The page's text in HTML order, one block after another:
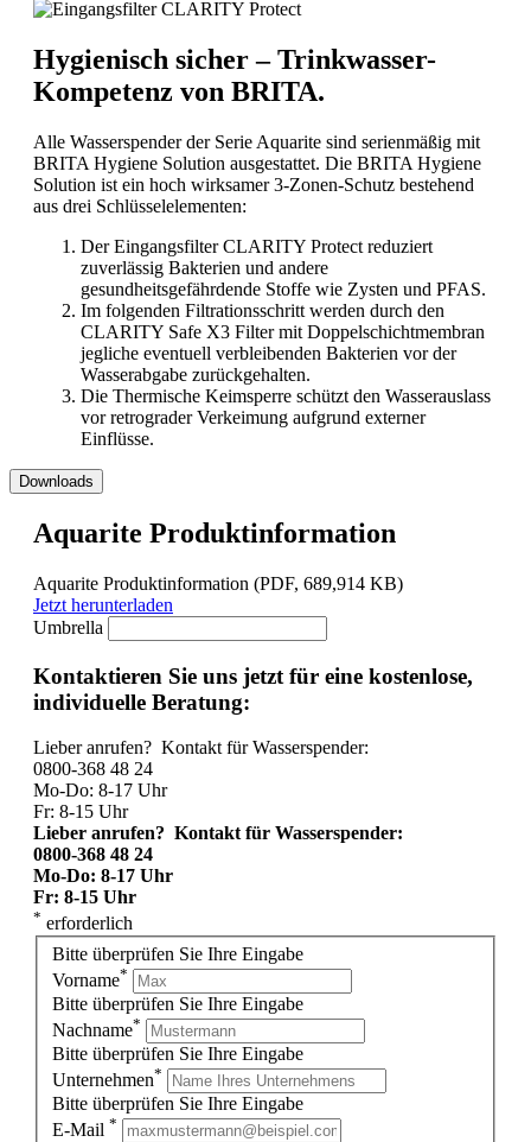
Hygienisch sicher – Trinkwasser-
Kompetenz von BRITA.
Alle Wasserspender der Serie Aquarite sind serienmäßig mit
BRITA Hygiene Solution ausgestattet. Die BRITA Hygiene
Solution ist ein hoch wirksamer 3-Zonen-Schutz bestehend
aus drei Schlüsselelementen:
Der Eingangsfilter CLARITY Protect reduziert
zuverlässig Bakterien und andere
gesundheitsgefährdende Stoffe wie Zysten und PFAS.
Im folgenden Filtrationsschritt werden durch den
CLARITY Safe X3 Filter mit Doppelschichtmembran
jegliche eventuell verbleibenden Bakterien vor der
Wasserabgabe zurückgehalten.
Die Thermische Keimsperre schützt den Wasserauslass
vor retrograder Verkeimung aufgrund externer
Einflüsse.
Downloads
Aquarite Produktinformation
Aquarite Produktinformation (PDF, 689,914 KB)
Jetzt herunterladen
Umbrella
Kontaktieren Sie uns jetzt für eine kostenlose,
individuelle Beratung:
Lieber anrufen? Kontakt für Wasserspender:
0800-368 48 24
Mo-Do: 8-17 Uhr
Fr: 8-15 Uhr
Lieber anrufen? Kontakt für Wasserspender:
0800-368 48 24
Mo-Do: 8-17 Uhr
Fr: 8-15 Uhr
* erforderlich
Bitte überprüfen Sie Ihre Eingabe
Vorname*
Bitte überprüfen Sie Ihre Eingabe
Nachname*
Bitte überprüfen Sie Ihre Eingabe
Unternehmen*
Bitte überprüfen Sie Ihre Eingabe
E-Mail *